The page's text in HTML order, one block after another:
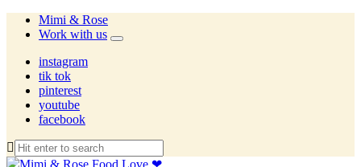
Mimi & Rose
Work with us
expand
instagram
tik tok
pinterest
youtube
facebook